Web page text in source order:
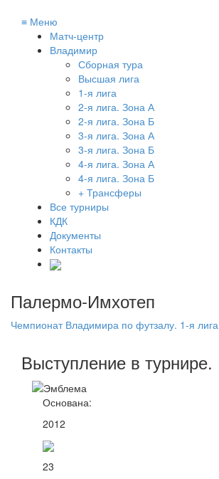
≡ Меню
Матч-центр
Владимир
Сборная тура
Высшая лига
1-я лига
2-я лига. Зона А
2-я лига. Зона Б
3-я лига. Зона А
3-я лига. Зона Б
4-я лига. Зона А
4-я лига. Зона Б
+ Трансферы
Все турниры
КДК
Документы
Контакты
Палермо-Имхотеп
Чемпионат Владимира по футзалу. 1-я лига
Выступление в турнире.
Основана:
2012
23